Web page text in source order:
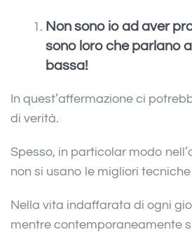
Non sono io ad aver
sono loro che parlano
bassa!
In quest’affermazione ci
di verità.
Spesso, in particolar modo
non si usano le migliori
Nella vita indaffarata di ogni
mentre contemporaneamente